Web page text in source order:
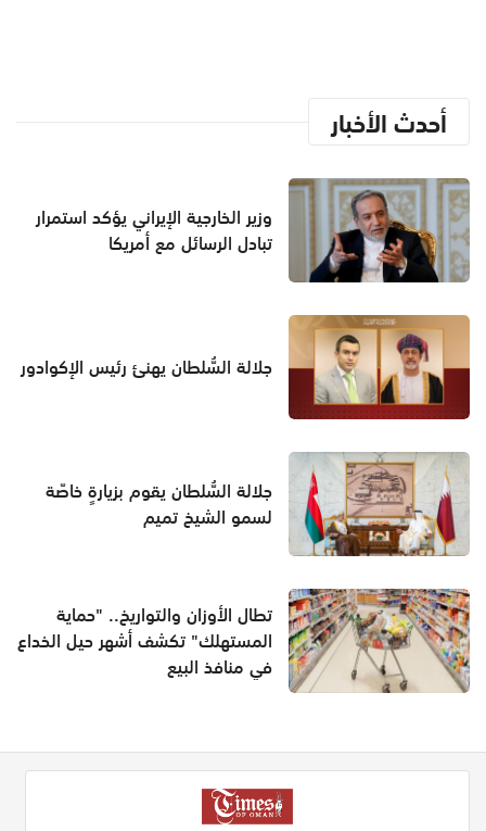
أحدث الأخبار
وزير الخارجية الإيراني يؤكد استمرار
تبادل الرسائل مع أمريكا
جلالة السُّلطان يهنئ رئيس الإكوادور
جلالة السُّلطان يقوم بزيارةٍ خاصّة
لسمو الشيخ تميم
تطال الأوزان والتواريخ.. "حماية
المستهلك" تكشف أشهر حيل الخداع
في منافذ البيع